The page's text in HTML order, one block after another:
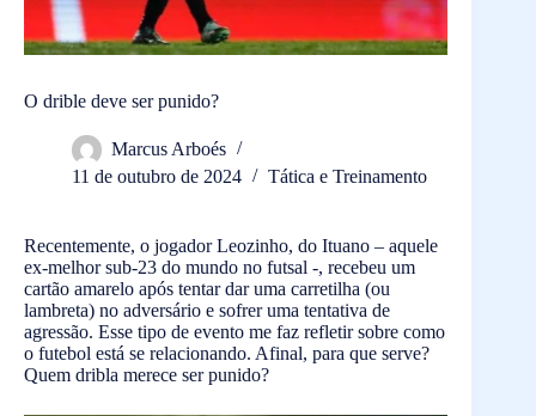
O drible deve ser punido?
Marcus Arboés
11 de outubro de 2024
Tática e Treinamento
Recentemente, o jogador Leozinho, do Ituano – aquele
ex-melhor sub-23 do mundo no futsal -, recebeu um
cartão amarelo após tentar dar uma carretilha (ou
lambreta) no adversário e sofrer uma tentativa de
agressão. Esse tipo de evento me faz refletir sobre como
o futebol está se relacionando. Afinal, para que serve?
Quem dribla merece ser punido?